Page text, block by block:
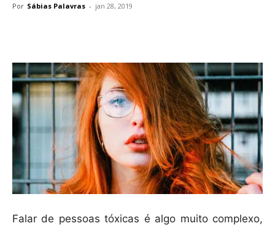
Por Sábias Palavras - jan 28, 2019
Falar de pessoas tóxicas é algo muito complexo,